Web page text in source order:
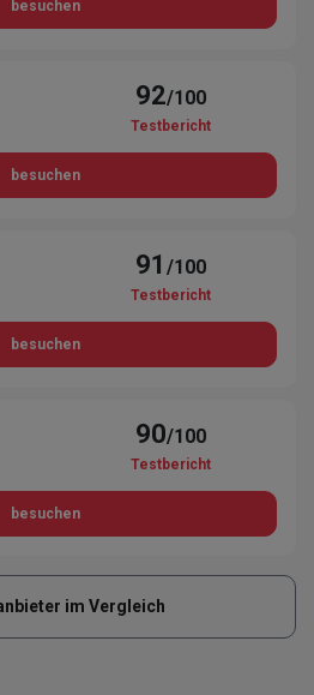
besuchen
92/100
Testbericht
besuchen
91/100
Testbericht
besuchen
90/100
Testbericht
besuchen
im Vergleich